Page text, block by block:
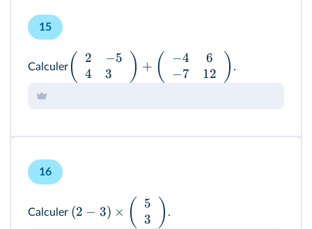
15
Calculer (
2
4
−5
3
) + ( −4
−7
6
12
) .
16
Calculer (2 − 3) × (
5
3
) .